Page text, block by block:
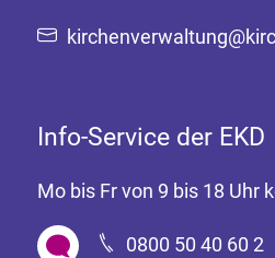
Info-Service der EKD
Mo bis Fr von 9 bis 18 Uhr
0800 50 40 60 2